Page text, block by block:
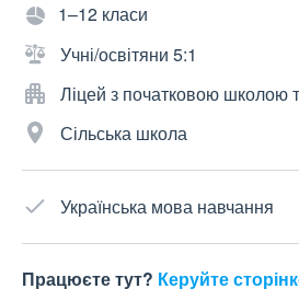
1–12 класи
Учні/освітяни 5:1
Ліцей з початковою школою
Сільська школа
Українська мова навчання
Працюєте тут? Керуйте